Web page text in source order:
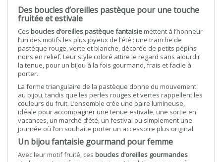
Des boucles d’oreilles pastèque pour une touche
fruitée et estivale
Ces boucles d’oreilles pastèque fantaisiemettent à l’honneur
l’un des motifs les plus joyeux de l’été : une tranche de
pastèque rouge, verte et blanche, décorée de petits pépins
noirs en relief. Leur style coloré attire le regard sans alourdir
la tenue, pour un bijou à la fois gourmand, frais et facile à
porter.
La forme triangulaire de la pastèque donne du mouvement
au bijou, tandis que les perles rouges et vertes rappellent les
couleurs du fruit. L’ensemble crée une paire lumineuse,
idéale pour accompagner une tenue estivale, une sortie en
vacances, un marché d’été, un festival ou simplement une
journée où l’on souhaite porter un accessoire plus original.
Un bijou fantaisie gourmand pour femme
Avec leur motif fruité, ces boucles d’oreilles gourmandes